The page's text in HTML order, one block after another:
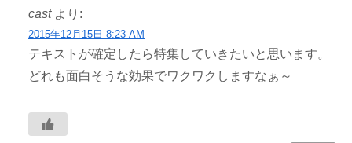
cast より:
2015年12月15日 8:23 AM
テキストが確定したら特集していきたいと思います。
どれも面白そうな効果でワクワクしますなぁ～